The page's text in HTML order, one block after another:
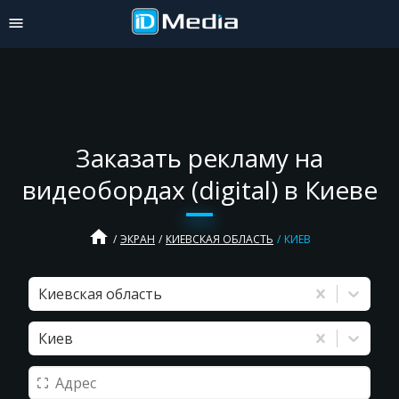
Заказать рекламу на
видеобордах (digital) в Киеве
home ЭКРАН КИЕВСКАЯ ОБЛАСТЬ КИЕВ
Киевская область
Киев